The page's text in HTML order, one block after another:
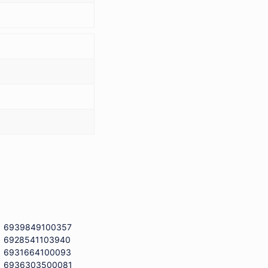
6939849100357
6928541103940
6931664100093
6936303500081